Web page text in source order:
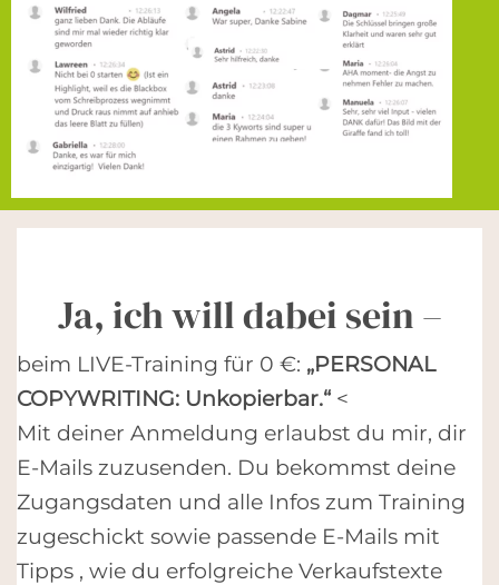
Ja, ich will dabei sein –
beim LIVE-Training für 0 €: „PERSONAL
COPYWRITING: Unkopierbar.“ <
Mit deiner Anmeldung erlaubst du mir, dir
E-Mails zuzusenden. Du bekommst deine
Zugangsdaten und alle Infos zum Training
zugeschickt sowie passende E-Mails mit
Tipps , wie du erfolgreiche Verkaufstexte